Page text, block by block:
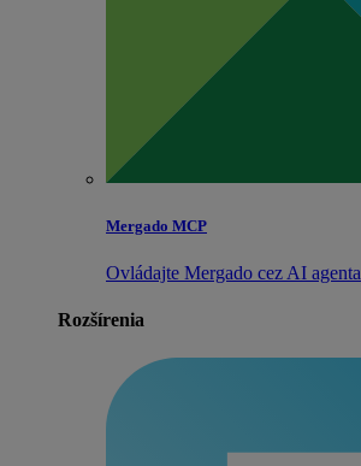
Mergado MCP
Ovládajte Mergado cez AI agenta
Rozšírenia